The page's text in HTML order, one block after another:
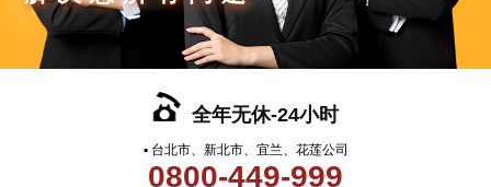
全年无休-24小时
▪ 台北市、新北市、宜兰、花莲公司
0800-449-999